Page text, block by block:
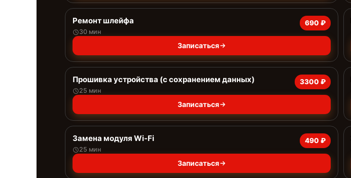
Ремонт шлейфа
30 мин
690 ₽
Записаться
Прошивка устройства (с сохранением данных)
25 мин
3300 ₽
Записаться
Замена модуля Wi-Fi
25 мин
490 ₽
Записаться